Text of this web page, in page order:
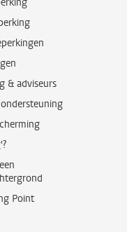
& adviseurs
Point